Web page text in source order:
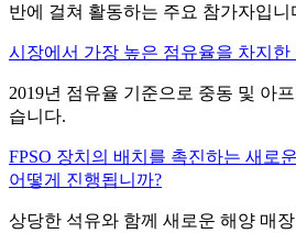
반에 걸쳐 활동하는 주요 참가자입니
시장에서 가장 높은 점유율을 차지한
2019년 점유율 기준으로 중동 및 아
습니다.
FPSO 장치의 배치를 촉진하는 새로
어떻게 진행됩니까?
상당한 석유와 함께 새로운 해양 매